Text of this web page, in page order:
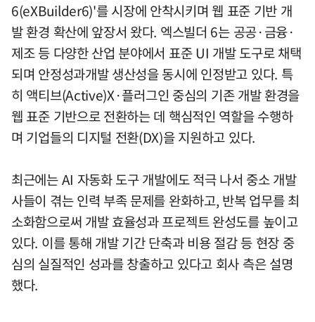
6(eXBuilder6)'를 시장에 안착시키며 웹 표준 기반 개
발 환경 확산에 앞장서 왔다. 엑스빌더 6는 공공·금융·
제조 등 다양한 산업 분야에서 표준 UI 개발 도구로 채택
되며 안정성과개발 생산성을 동시에 인정받고 있다. 특
히 액티브(Active)X·플러그인 중심의 기존 개발 환경을
웹 표준 기반으로 전환하는 데 핵심적인 역할을 수행하
며 기업들의 디지털 전환(DX)을 지원하고 있다.
최근에는 AI 자동화 도구 개발에도 적극 나서 중소 개발
사들이 겪는 인력 부족 문제를 완화하고, 반복 업무를 최
소화함으로써 개발 효율성과 프로젝트 완성도를 높이고
있다. 이를 통해 개발 기간 단축과 비용 절감 등 현장 중
심의 실질적인 성과를 창출하고 있다고 회사 측은 설명
했다.